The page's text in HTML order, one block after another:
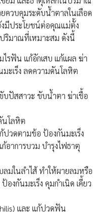
ควบคุมระดับน้ำตาลในเลือด
มีประโยชน์ต่อคุณแม่ตั้ง
ริมาณที่เหมาะสม ดังนี้
รฟัน แก้อักเสบ แก้แผล ฆ่า
ะเร็ง ลดความดันโลหิต
บปัสสาวะ ขับน้ำตา ฆ่าเชื้อ
นโลหิต
ปวดตามข้อ ป้องกันมะเร็ง
อาการบวม บำรุงไฟธาตุ
มในลำไส้ ทำให้ผายลมหรือ
งกันมะเร็ง คุมกำเนิด เคี้ยว
และ แก้ปวดฟัน